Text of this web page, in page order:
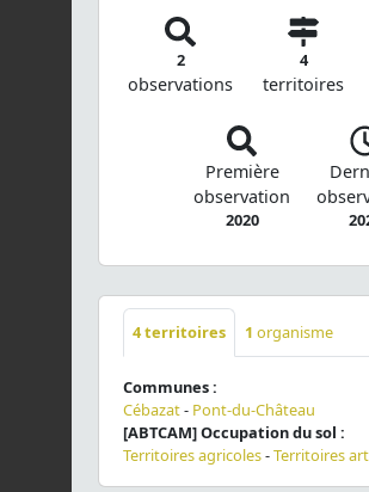
2
observations
4
territoires
Première
observation
2020
4territoires 1 organisme
Communes :
Cébazat- Pont-du-Château
[ABTCAM] Occupation du sol :
Territoires agricoles-Territoires